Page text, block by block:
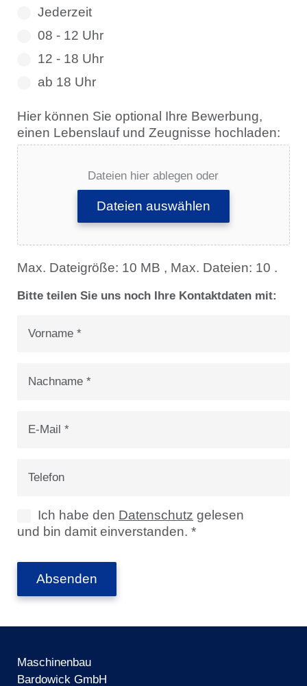
Jederzeit
08 - 12 Uhr
12 - 18 Uhr
ab 18 Uhr
Hier können Sie optional Ihre Bewerbung,
einen Lebenslauf und Zeugnisse hochladen:
Dateien hier ablegen oder
Dateien auswählen
Max. Dateigröße: 10 MB , Max. Dateien: 10 .
Bitte teilen Sie uns noch Ihre Kontaktdaten mit:
Mail
Datenschutz
*
Ich habe den Datenschutz gelesen
und bin damit einverstanden. *
Maschinenbau
Bardowick GmbH